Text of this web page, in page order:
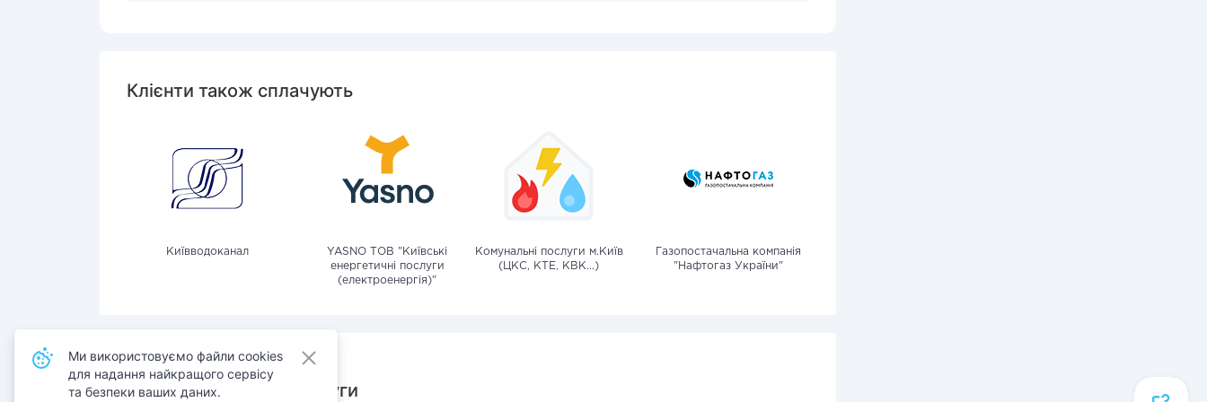
Клієнти також сплачують
Київводоканал
YASNO ТОВ "Київські
енергетичні послуги
(електроенергія)"
Комунальні послуги м.Київ
(ЦКС, КТЕ, КВК...)
Газопостачальна компанія
"Нафтогаз України"
Також сплачують послуги
Ми використовуємо файли cookies
для надання найкращого сервісу
та безпеки ваших даних.